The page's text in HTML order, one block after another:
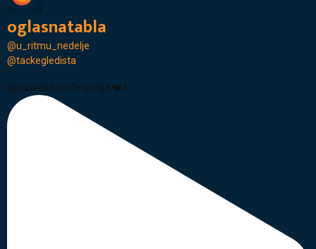
oglasnatabla
@u_ritmu_nedelje
@tackegledista
Црква светог Георгија ❤️☦️